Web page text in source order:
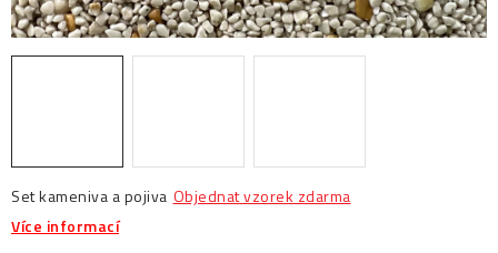
Set kameniva a pojiva Objednat vzorek zdarma
Více informací